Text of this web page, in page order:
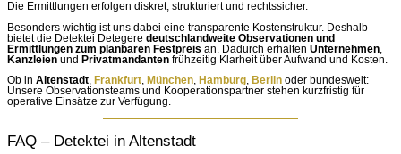
Die Ermittlungen erfolgen diskret, strukturiert und rechtssicher.
Besonders wichtig ist uns dabei eine transparente Kostenstruktur. Deshalb
bietet die Detektei Detegere deutschlandweite Observationen und
Ermittlungen zum planbaren Festpreis an. Dadurch erhalten Unternehmen
Kanzleien und Privatmandanten frühzeitig Klarheit über Aufwand und Kosten.
Ob in Altenstadt Frankfurt München Hamburg Berlin oder bundesweit:
Unsere Observationsteams und Kooperationspartner stehen kurzfristig für
operative Einsätze zur Verfügung.
FAQ – Detektei in Altenstadt